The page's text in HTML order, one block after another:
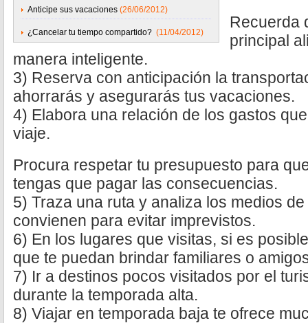
Anticipe sus vacaciones (26/06/2012)
¿Cancelar tu tiempo compartido? (11/04/2012)
Recuerda
principal
manera inteligente.
3) Reserva con anticipación la
ahorrarás y asegurarás tus vacaciones.
4) Elabora una relación de los gastos
viaje.
Procura respetar tu presupuesto para
tengas que pagar las consecuencias.
5) Traza una ruta y analiza los medios
convienen para evitar imprevistos.
6) En los lugares que visitas, si es
que te puedan brindar familiares o
7) Ir a destinos pocos visitados por el
durante la temporada alta.
8) Viajar en temporada baja te ofrece